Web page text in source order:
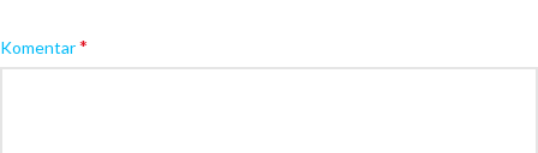
Komentar*